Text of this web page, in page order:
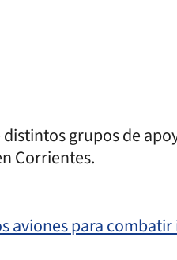
grupos de
Corrientes.
aviones para